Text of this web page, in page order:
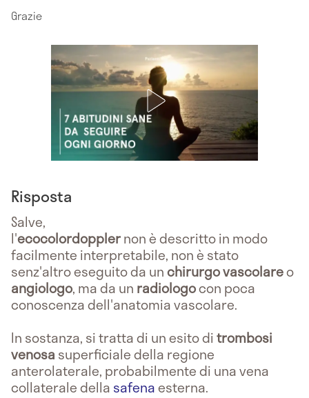
Grazie
Risposta
Salve,
l'ecocolordopplernon è descritto in modo
facilmente interpretabile, non è stato
senz'altro eseguito da unchirurgo vascolareo
angiologo, ma da un radiologocon poca
conoscenza dell'anatomia vascolare.
In sostanza, si tratta di un esito ditrombosi
venosa superficiale della regione
anterolaterale, probabilmente di una vena
collaterale della safenaesterna.